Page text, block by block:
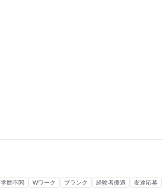
学歴不問 Wワーク ブランク 経験者優遇 友達応募